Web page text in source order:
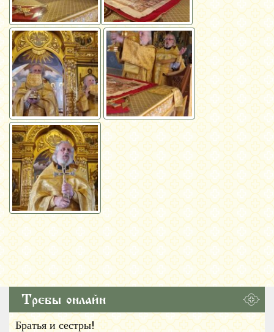
Требы онлайн
Братья и сестры!